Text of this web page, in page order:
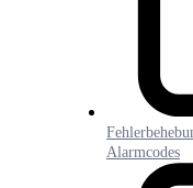
Alarmcodes